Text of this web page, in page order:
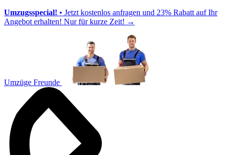
Umzugsspecial! • Jetzt kostenlos anfragen und 23% Rabatt auf Ihr
Angebot erhalten! Nur für kurze Zeit! →
Umzüge Freunde